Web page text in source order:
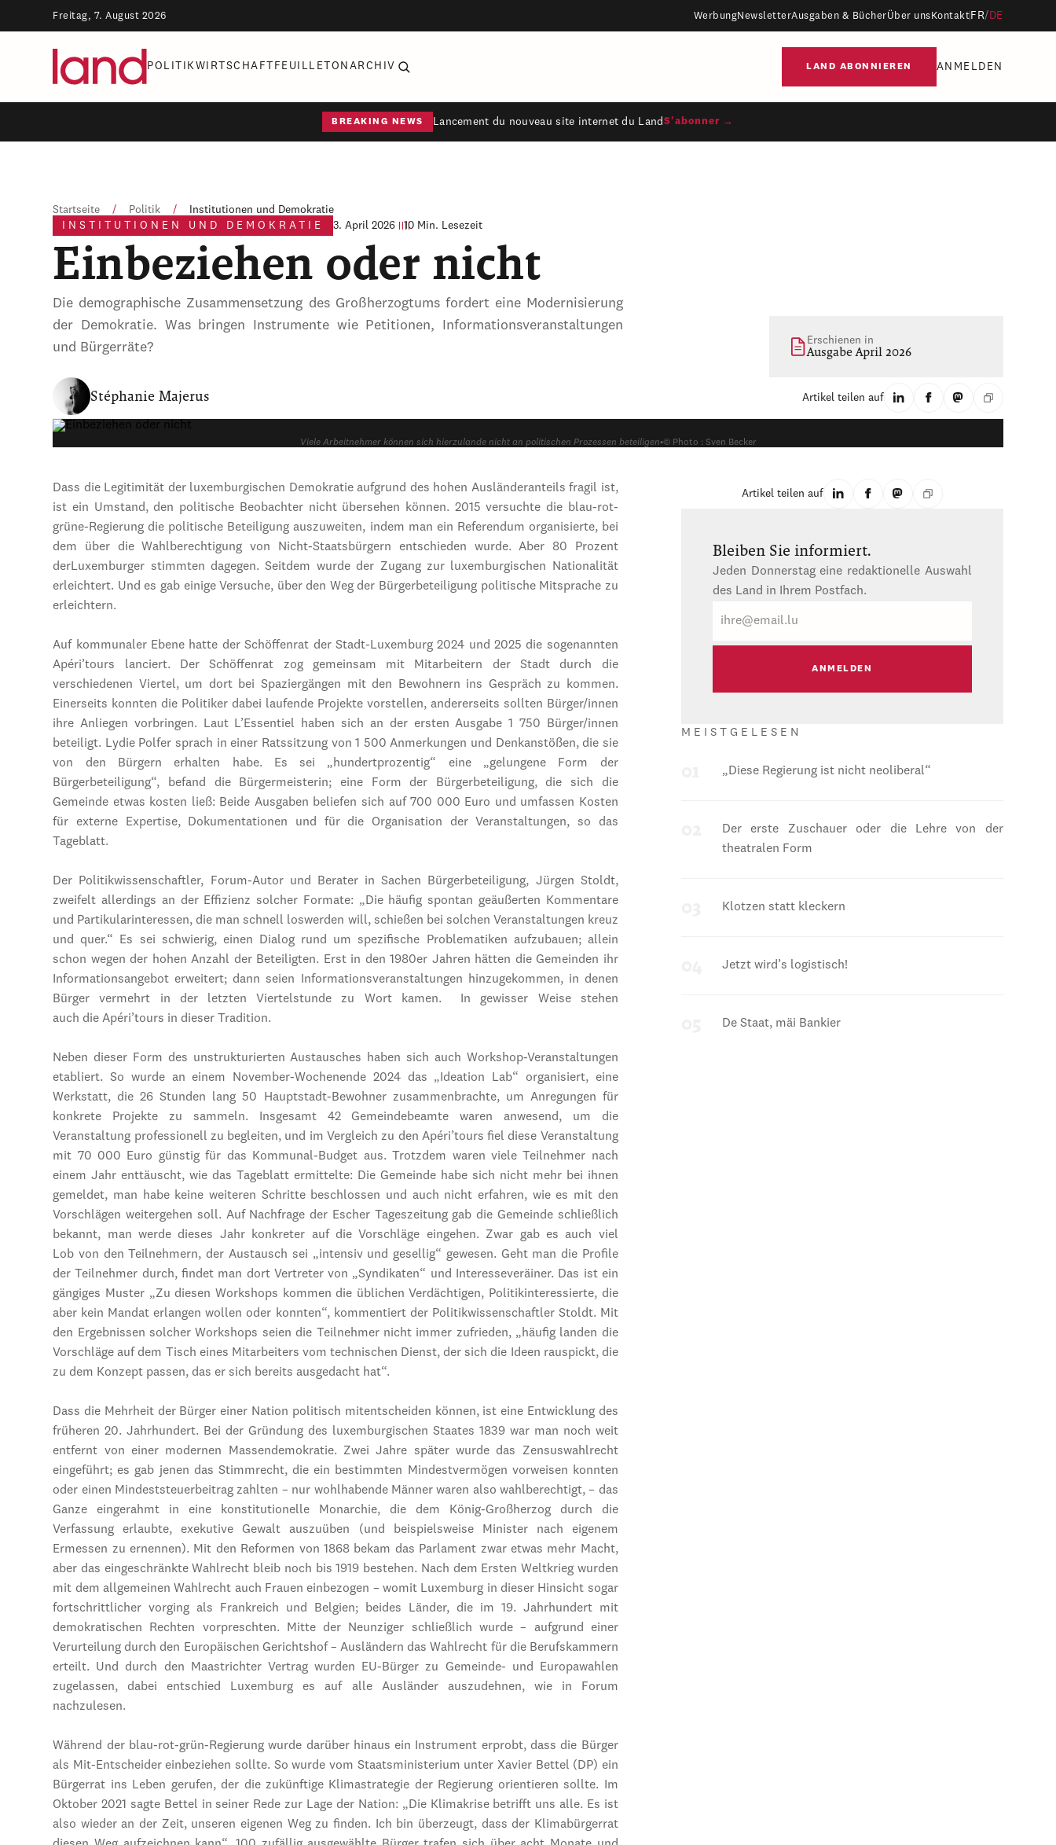
Freitag, 7. August 2026 WerbungNewsletterAusgaben & BücherÜber uns Kontakt FR/ DE
POLITIKWIRTSCHAFT FEUILLETON ARCHIV LAND ABONNIEREN ANMELDEN
BREAKING NEWS Lancement du nouveau site internet du Land S'abonner →
Startseite / Politik /
Institutionen und Demokratie
INSTITUTIONEN UND DEMOKRATIE
3. April 2026 10 Min. Lesezeit
Einbeziehen oder nicht
Die demographische Zusammensetzung des Großherzogtums fordert eine Modernisierung
der Demokratie. Was bringen Instrumente wie Petitionen, Informationsveranstaltungen
und Bürgerräte?
Erschienen in
Ausgabe April 2026
Stéphanie Majerus Artikel teilen auf
Viele Arbeitnehmer können sich hierzulande nicht an politischen Prozessen beteiligen•© Photo : Sven Becker
Dass die Legitimität der luxemburgischen Demokratie aufgrund des hohen Ausländeranteils fragil ist,
ist ein Umstand, den politische Beobachter nicht übersehen können. 2015 versuchte die blau-rot-
grüne-Regierung die politische Beteiligung auszuweiten, indem man ein Referendum organisierte, bei
dem über die Wahlberechtigung von Nicht-Staatsbürgern entschieden wurde. Aber 80 Prozent
derLuxemburger stimmten dagegen. Seitdem wurde der Zugang zur luxemburgischen Nationalität
erleichtert. Und es gab einige Versuche, über den Weg der Bürgerbeteiligung politische Mitsprache zu
erleichtern.
Auf kommunaler Ebene hatte der Schöffenrat der Stadt-Luxemburg 2024 und 2025 die sogenannten
Apéri’tours lanciert. Der Schöffenrat zog gemeinsam mit Mitarbeitern der Stadt durch die
verschiedenen Viertel, um dort bei Spaziergängen mit den Bewohnern ins Gespräch zu kommen.
Einerseits konnten die Politiker dabei laufende Projekte vorstellen, andererseits sollten Bürger/innen
ihre Anliegen vorbringen. Laut L’Essentiel haben sich an der ersten Ausgabe 1 750 Bürger/innen
beteiligt. Lydie Polfer sprach in einer Ratssitzung von 1 500 Anmerkungen und Denkanstößen, die sie
von den Bürgern erhalten habe. Es sei „hundertprozentig“ eine „gelungene Form der
Bürgerbeteiligung“, befand die Bürgermeisterin; eine Form der Bürgerbeteiligung, die sich die
Gemeinde etwas kosten ließ: Beide Ausgaben beliefen sich auf 700 000 Euro und umfassen Kosten
für externe Expertise, Dokumentationen und für die Organisation der Veranstaltungen, so das
Tageblatt.
Der Politikwissenschaftler, Forum-Autor und Berater in Sachen Bürgerbeteiligung, Jürgen Stoldt,
zweifelt allerdings an der Effizienz solcher Formate: „Die häufig spontan geäußerten Kommentare
und Partikularinteressen, die man schnell loswerden will, schießen bei solchen Veranstaltungen kreuz
und quer.“ Es sei schwierig, einen Dialog rund um spezifische Problematiken aufzubauen; allein
schon wegen der hohen Anzahl der Beteiligten. Erst in den 1980er Jahren hätten die Gemeinden ihr
Informationsangebot erweitert; dann seien Informationsveranstaltungen hinzugekommen, in denen
Bürger vermehrt in der letzten Viertelstunde zu Wort kamen. In gewisser Weise stehen
auch die Apéri’tours in dieser Tradition.
Neben dieser Form des unstrukturierten Austausches haben sich auch Workshop-Veranstaltungen
etabliert. So wurde an einem November-Wochenende 2024 das „Ideation Lab“ organisiert, eine
Werkstatt, die 26 Stunden lang 50 Hauptstadt-Bewohner zusammenbrachte, um Anregungen für
konkrete Projekte zu sammeln. Insgesamt 42 Gemeindebeamte waren anwesend, um die
Veranstaltung professionell zu begleiten, und im Vergleich zu den Apéri’tours fiel diese Veranstaltung
mit 70 000 Euro günstig für das Kommunal-Budget aus. Trotzdem waren viele Teilnehmer nach
einem Jahr enttäuscht, wie das Tageblatt ermittelte: Die Gemeinde habe sich nicht mehr bei ihnen
gemeldet, man habe keine weiteren Schritte beschlossen und auch nicht erfahren, wie es mit den
Vorschlägen weitergehen soll. Auf Nachfrage der Escher Tageszeitung gab die Gemeinde schließlich
bekannt, man werde dieses Jahr konkreter auf die Vorschläge eingehen. Zwar gab es auch viel
Lob von den Teilnehmern, der Austausch sei „intensiv und gesellig“ gewesen. Geht man die Profile
der Teilnehmer durch, findet man dort Vertreter von „Syndikaten“ und Interesseveräiner. Das ist ein
gängiges Muster „Zu diesen Workshops kommen die üblichen Verdächtigen, Politikinteressierte, die
aber kein Mandat erlangen wollen oder konnten“, kommentiert der Politikwissenschaftler Stoldt. Mit
den Ergebnissen solcher Workshops seien die Teilnehmer nicht immer zufrieden, „häufig landen die
Vorschläge auf dem Tisch eines Mitarbeiters vom technischen Dienst, der sich die Ideen rauspickt, die
zu dem Konzept passen, das er sich bereits ausgedacht hat“.
Dass die Mehrheit der Bürger einer Nation politisch mitentscheiden können, ist eine Entwicklung des
früheren 20. Jahrhundert. Bei der Gründung des luxemburgischen Staates 1839 war man noch weit
entfernt von einer modernen Massendemokratie. Zwei Jahre später wurde das Zensuswahlrecht
eingeführt; es gab jenen das Stimmrecht, die ein bestimmten Mindestvermögen vorweisen konnten
oder einen Mindeststeuerbeitrag zahlten – nur wohlhabende Männer waren also wahlberechtigt, – das
Ganze eingerahmt in eine konstitutionelle Monarchie, die dem König-Großherzog durch die
Verfassung erlaubte, exekutive Gewalt auszuüben (und beispielsweise Minister nach eigenem
Ermessen zu ernennen). Mit den Reformen von 1868 bekam das Parlament zwar etwas mehr Macht,
aber das eingeschränkte Wahlrecht bleib noch bis 1919 bestehen. Nach dem Ersten Weltkrieg wurden
mit dem allgemeinen Wahlrecht auch Frauen einbezogen – womit Luxemburg in dieser Hinsicht sogar
fortschrittlicher vorging als Frankreich und Belgien; beides Länder, die im 19. Jahrhundert mit
demokratischen Rechten vorpreschten. Mitte der Neunziger schließlich wurde – aufgrund einer
Verurteilung durch den Europäischen Gerichtshof – Ausländern das Wahlrecht für die Berufskammern
erteilt. Und durch den Maastrichter Vertrag wurden EU-Bürger zu Gemeinde- und Europawahlen
zugelassen, dabei entschied Luxemburg es auf alle Ausländer auszudehnen, wie in Forum
nachzulesen.
Während der blau-rot-grün-Regierung wurde darüber hinaus ein Instrument erprobt, dass die Bürger
als Mit-Entscheider einbeziehen sollte. So wurde vom Staatsministerium unter Xavier Bettel (DP) ein
Bürgerrat ins Leben gerufen, der die zukünftige Klimastrategie der Regierung orientieren sollte. Im
Oktober 2021 sagte Bettel in seiner Rede zur Lage der Nation: „Die Klimakrise betrifft uns alle. Es ist
also wieder an der Zeit, unseren eigenen Weg zu finden. Ich bin überzeugt, dass der Klimabürgerrat
Artikel teilen auf
Bleiben Sie informiert.
Jeden Donnerstag eine redaktionelle Auswahl
des Land in Ihrem Postfach.
Mail
MEISTGELESEN
„Diese Regierung ist nicht neoliberal“
Der erste Zuschauer oder die Lehre von der
theatralen Form
Klotzen statt kleckern
Jetzt wird’s logistisch!
De Staat, mäi Bankier